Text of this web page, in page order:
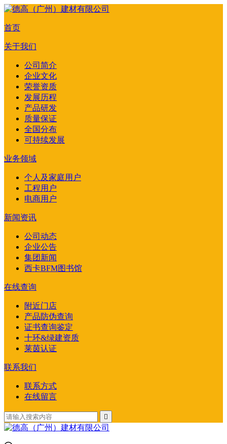
首页
关于我们
公司简介
企业文化
荣誉资质
发展历程
产品研发
质量保证
全国分布
可持续发展
业务领域
个人及家庭用户
工程用户
电商用户
新闻资讯
公司动态
企业公告
集团新闻
西卡BFM图书馆
在线查询
附近门店
产品防伪查询
证书查询鉴定
十环&绿建资质
莱茵认证
联系我们
联系方式
在线留言
